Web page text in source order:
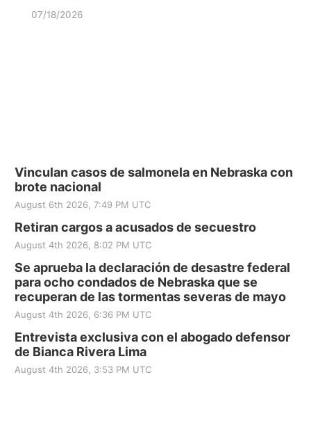
07/18/2026
Vinculan casos de salmonela en Nebraska con
brote nacional
August 6th 2026, 7:49 PM UTC
Retiran cargos a acusados de secuestro
August 4th 2026, 8:02 PM UTC
Se aprueba la declaración de desastre federal
para ocho condados de Nebraska que se
recuperan de las tormentas severas de mayo
August 4th 2026, 6:36 PM UTC
Entrevista exclusiva con el abogado defensor
de Bianca Rivera Lima
August 4th 2026, 3:53 PM UTC